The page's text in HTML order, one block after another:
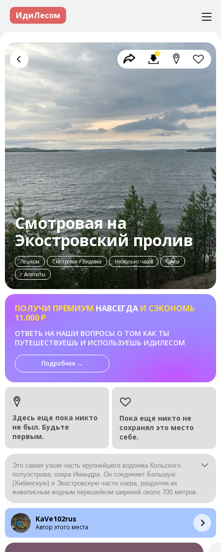
ИдиЛесом
Смотровая на
Экостровский пролив
Пешком Смотровая / Видовка Несколько часов
Тропа
г Апатиты
ПОЛУЧИ ПРЕМИУМ НАВСЕГДА И СЭКОНОМЬ
11.000 Р
ОТВЕТЬ НА НАШИ ВОПРОСЫ О ТОМ КАК ТЫ
ПУТЕШЕСТВУЕШЬ И ИСПОЛЬЗУЕШЬ ИДИЛЕСОМ
Подробнее →
Здесь еще пока никто
не был. Будьте
первым.
Пока еще никто не
сохранял это место
себе.
Это самая узкая часть крупнейшего водоема Кольского
полуострова, озера Имандра. Он соединяет Большую
(Хибинскую) и Экостровскую части озера, разделяя их
живописным водным перешейком шириной около 700 метров.
KaVe102rus
Автор этого места